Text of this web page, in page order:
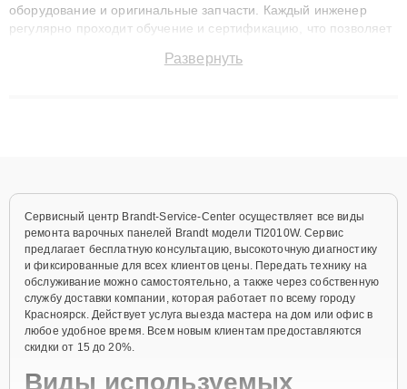
оборудование и оригинальные запчасти. Каждый инженер
регулярно проходит обучение и сертификацию, что позволяет
технику с сохранением гарантии до 3 лет. Наши мастера
Развернуть
Сервисный центр Brandt-Service-Center осуществляет все виды
ремонта варочных панелей Brandt модели TI2010W. Сервис
предлагает бесплатную консультацию, высокоточную диагностику
и фиксированные для всех клиентов цены. Передать технику на
обслуживание можно самостоятельно, а также через собственную
службу доставки компании, которая работает по всему городу
Красноярск. Действует услуга выезда мастера на дом или офис в
любое удобное время. Всем новым клиентам предоставляются
скидки от 15 до 20%.
Виды используемых